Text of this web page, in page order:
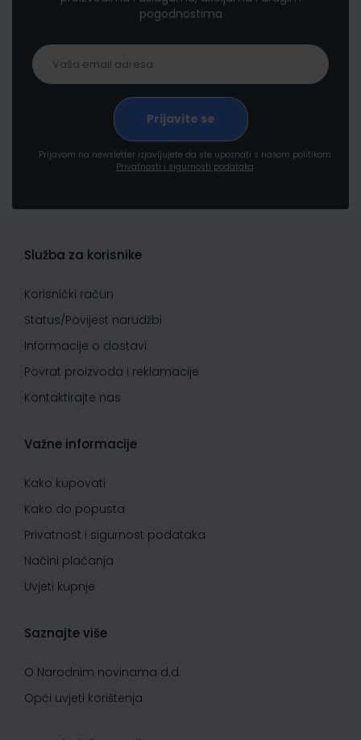
pogodnostima
Prijavom na newsletter izjavljujete da ste upoznati s našom politikom
Privatnosti i sigurnosti podataka
Služba za korisnike
Korisnički račun
Status/Povijest narudžbi
Informacije o dostavi
Povrat proizvoda i reklamacije
Kontaktirajte nas
Važne informacije
Kako kupovati
Kako do popusta
Privatnost i sigurnost podataka
Načini plaćanja
Uvjeti kupnje
Saznajte više
O Narodnim novinama d.d.
Opći uvjeti korištenja